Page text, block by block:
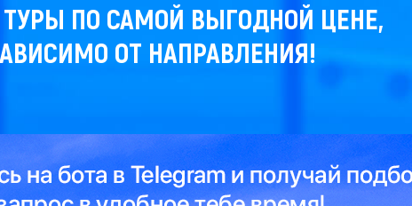
ПО САМОЙ ВЫГОДНОЙ ЦЕНЕ,
ОТ НАПРАВЛЕНИЯ!